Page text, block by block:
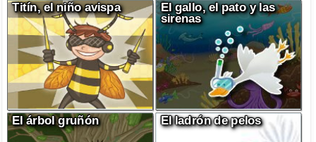
Titín, el niño avispa
El gallo, el pato y las
sirenas
El árbol gruñón El ladrón de pelos